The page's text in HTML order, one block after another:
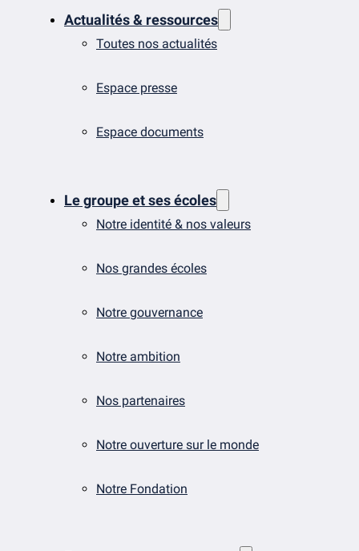
Actualités & ressources
Toutes nos actualités
Espace presse
Espace documents
Le groupe et ses écoles
Notre identité & nos valeurs
Nos grandes écoles
Notre gouvernance
Notre ambition
Nos partenaires
Notre ouverture sur le monde
Notre Fondation